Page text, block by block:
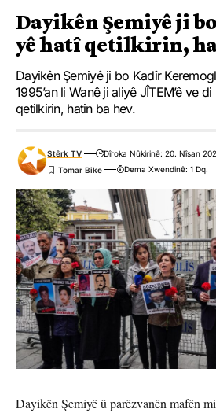
Dayikên Şemiyê ji
yê hatî qetilkirin,
Dayikên Şemiyê ji bo Kadîr
1995’an li Wanê ji aliyê JÎTEM’ê ve
qetilkirin, hatin ba hev.
Stêrk TV
Dîroka Nûkirinê: 20. Nîsan
Dema Xwendinê: 1 Dq.
Dayikên Şemiyê û parêzvanên mafên